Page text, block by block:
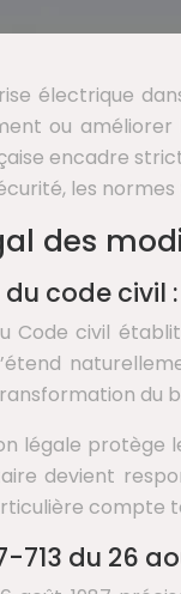
électrique
ou
encadre
les
des
du code
Code civil
du
légale protège
devient
compte
713 du 26